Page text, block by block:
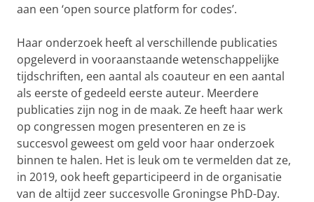
aan een ‘open source platform for codes’.
Haar onderzoek heeft al verschillende publicaties
opgeleverd in vooraanstaande wetenschappelijke
tijdschriften, een aantal als coauteur en een aantal
als eerste of gedeeld eerste auteur. Meerdere
publicaties zijn nog in de maak. Ze heeft haar werk
op congressen mogen presenteren en ze is
succesvol geweest om geld voor haar onderzoek
binnen te halen. Het is leuk om te vermelden dat ze,
in 2019, ook heeft geparticipeerd in de organisatie
van de altijd zeer succesvolle Groningse PhD-Day.